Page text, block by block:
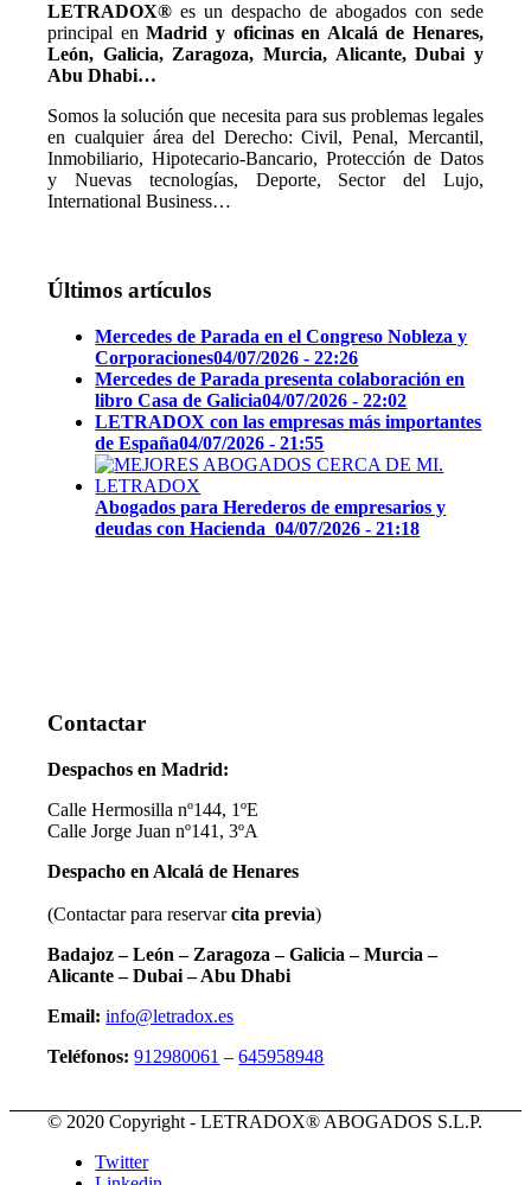
LETRADOX® es un despacho de abogados con sede
principal enMadrid y oficinas en Alcalá de Henares,
León, Galicia, Zaragoza, Murcia, Alicante, Dubai y
Abu Dhabi…
Somos la solución que necesita para sus problemas legales
en cualquier área del Derecho: Civil, Penal, Mercantil,
Inmobiliario, Hipotecario-Bancario, Protección de Datos
y Nuevas tecnologías, Deporte, Sector del Lujo,
International Business…
Últimos artículos
Mercedes de Parada en el Congreso Nobleza y
Corporaciones04/07/2026 - 22:26
Mercedes de Parada presenta colaboración en
libro Casa de Galicia04/07/2026 - 22:02
LETRADOX con las empresas más importantes
de España04/07/2026 - 21:55
Abogados para Herederos de empresarios y
deudas con Hacienda04/07/2026 - 21:18
Contactar
Despachos en Madrid:
Calle Hermosilla nº144, 1ºE
Calle Jorge Juan nº141, 3ºA
Despacho en Alcalá de Henares
(Contactar para reservarcita previa)
Badajoz – León – Zaragoza – Galicia – Murcia –
Alicante – Dubai – Abu Dhabi
Email: info@letradox.es
Teléfonos: 912980061 –645958948
© 2020 Copyright - LETRADOX® ABOGADOS S.L.P.
Twitter